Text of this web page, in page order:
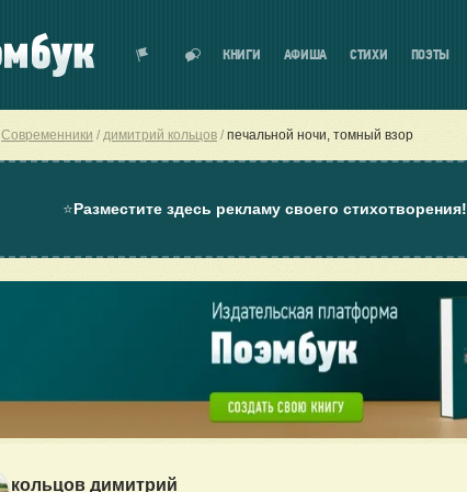
КНИГИ АФИША СТИХИ ПОЭТЫ
Современники димитрий кольцов печальной ночи, томный взор
⭐Разместите здесь рекламу своего стихотворения!
кольцов димитрий